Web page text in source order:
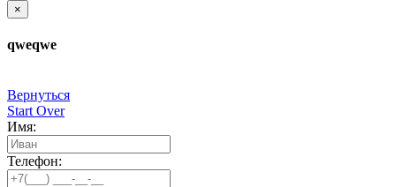
×
qweqwe
Вернуться
Start Over
Имя:
Телефон: